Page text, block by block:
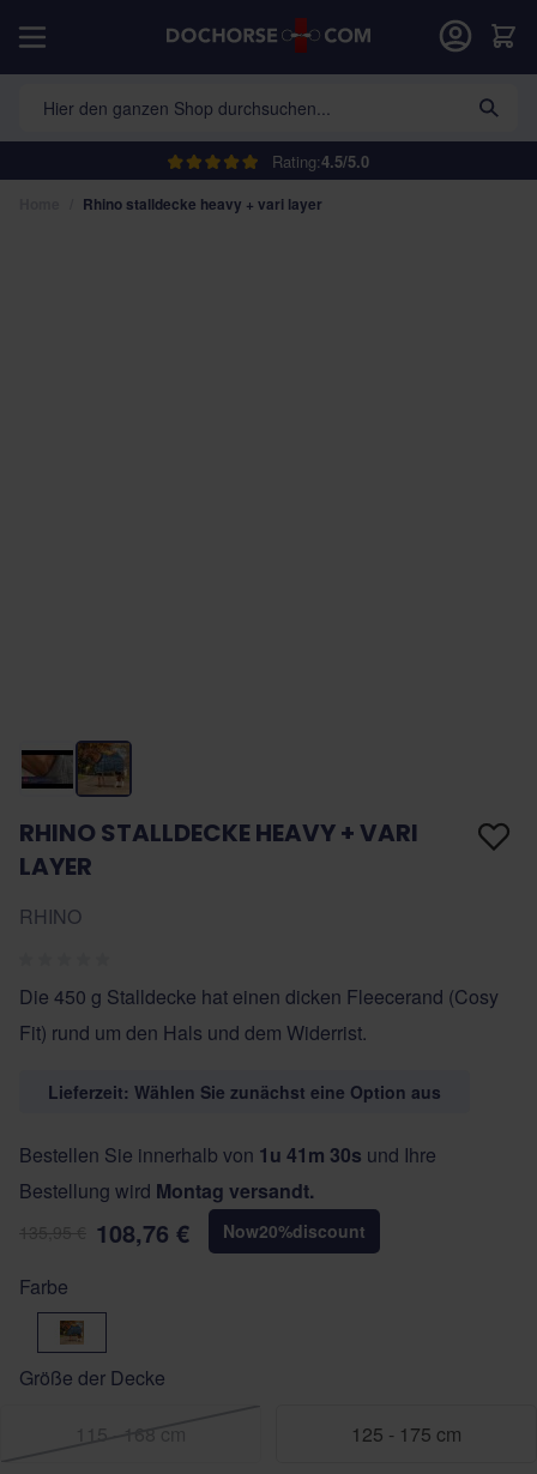
Rating:4.5/5.0
Hier den ganzen Shop durchsuchen...
Rhino stalldecke heavy + vari layer
RHINO STALLDECKE HEAVY + VARI
LAYER
RHINO
Die 450 g Stalldecke hat einen dicken Fleecerand (Cosy
Fit) rund um den Hals und dem Widerrist.
Lieferzeit: Wählen Sie zunächst eine Option aus
Bestellen Sie innerhalb von 1u 41m 30s und Ihre
Bestellung wird Montag versandt.
108,76 € Now20%discount
Farbe
Check Printing
Größe der Decke
125 - 175 cm